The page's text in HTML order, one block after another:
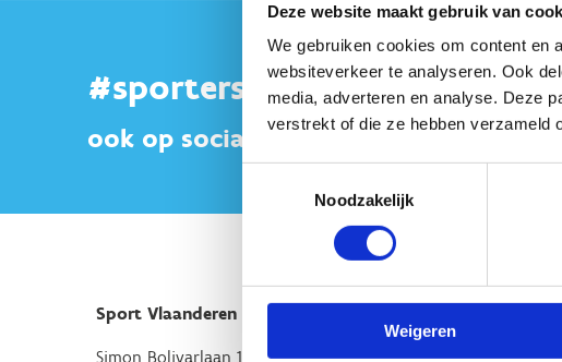
Deze website maakt gebruik van
We gebruiken cookies om content en
websiteverkeer te analyseren. Ook
media, adverteren en analyse. Deze
verstrekt of die ze hebben verzameld
Noodzakelijk
Weigeren
#sportersbelevenmeer
ook op sociale media
Sport Vlaanderen Hoofdzetel
Simon Bolivarlaan 17 Wie